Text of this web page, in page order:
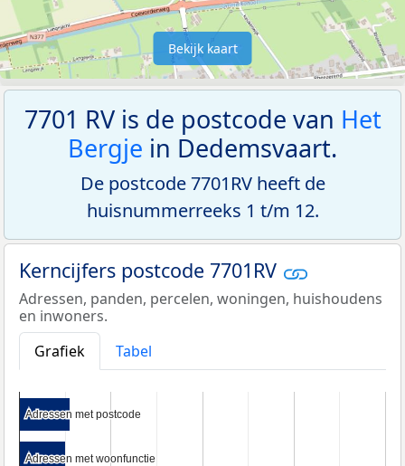
Bekijk kaart
7701 RV is de postcode van Het
Bergje in Dedemsvaart.
De postcode 7701RV heeft de
huisnummerreeks 1 t/m 12.
Kerncijfers postcode 7701RV
Adressen, panden, percelen, woningen, huishoudens
en inwoners.
Grafiek
Tabel
Adressen met postcode
Adressen met postcode
Adressen met woonfunctie
Adressen met woonfunctie